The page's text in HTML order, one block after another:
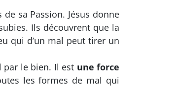
sa Passion. Jésus donne
Ils découvrent que la
qui d’un mal peut tirer un
par le bien. Il est une force
les formes de mal qui